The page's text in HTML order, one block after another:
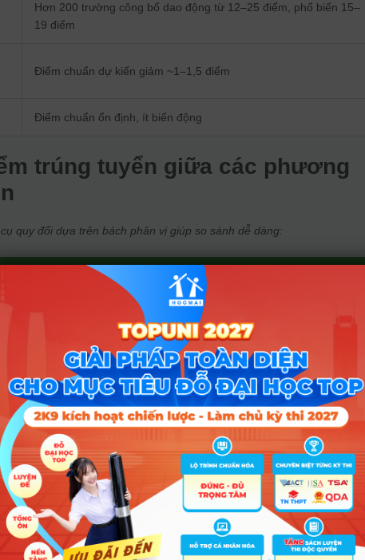
Hơn 200 trường công bố dao động từ 12–25 điểm, phổ biến 15–
19 điểm
Điểm chuẩn dự kiến giảm ~1–1,5 điểm
Điểm chuẩn ổn định, ít biến động
trúng tuyển giữa các phương
quy đổi dựa trên bách phân vị giúp so sánh dễ dàng:
Cách quy đổi sơ bộ
Quy đổi sang thang 30
Chênh lệch từ 0 –
điểm
Qua công cụ quy đổi tương
đương điểm thi
Có thể cao hoặc thấp
hơn
tương đương điểm thi 26–27 điểm … là cơ sở để định hướng
chuẩn theo ngành nhóm
Dự kiến mức điểm chuẩn 2025